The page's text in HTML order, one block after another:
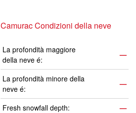
Camurac Condizioni della neve
La profondità maggiore
della neve é:
—
La profondità minore della
neve é:
—
Fresh snowfall depth:
—